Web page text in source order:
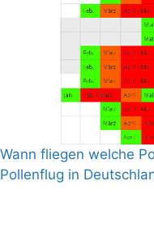
Wann fliegen welche
Pollenflug in